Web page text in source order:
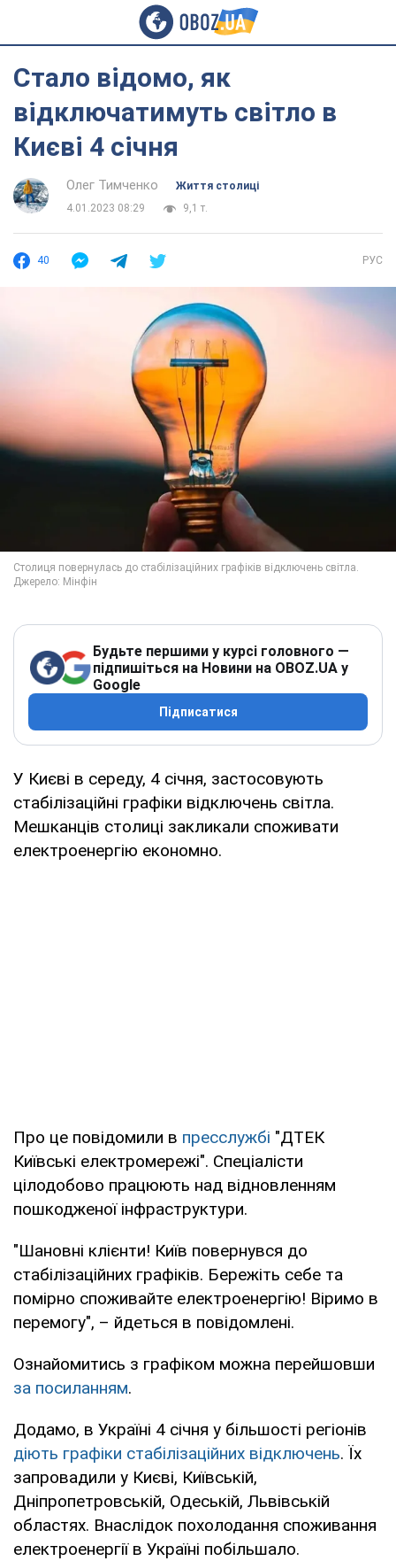
Стало відомо, як
відключатимуть світло в
Києві 4 січня
Олег Тимченко
Життя столиці
4.01.2023 08:29
9,1 т.
40 РУС
Будьте першими у курсі головного —
підпишіться на Новини на OBOZ.UA у
Google
Підписатися
У Києві в середу, 4 січня, застосовують
стабілізаційні графіки відключень світла.
Мешканців столиці закликали споживати
електроенергію економно.
Про це повідомили в пресслужбі "ДТЕК
Київські електромережі". Спеціалісти
цілодобово працюють над відновленням
пошкодженої інфраструктури.
"Шановні клієнти! Київ повернувся до
стабілізаційних графіків. Бережіть себе та
помірно споживайте електроенергію! Віримо в
перемогу", – йдеться в повідомлені.
Ознайомитись з графіком можна перейшовши
за посиланням.
Додамо, в Україні 4 січня у більшості регіонів
діють графіки стабілізаційних відключень. Їх
запровадили у Києві, Київській,
Дніпропетровській, Одеській, Львівській
областях. Внаслідок похолодання споживання
електроенергії в Україні побільшало.